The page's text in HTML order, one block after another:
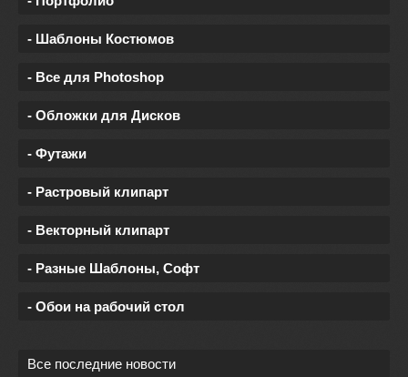
- Шаблоны Костюмов
- Все для Photoshop
- Обложки для Дисков
- Футажи
- Растровый клипарт
- Векторный клипарт
- Разные Шаблоны, Софт
- Обои на рабочий стол
Все последние новости